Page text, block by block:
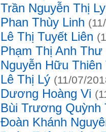
Trần Nguyễn Thị
Phan Thùy Linh
Lê Thị Tuyết Liên
Phạm Thị Anh Thư
Nguyễn Hữu Thiên
Lê Thị Lý (11/07/
Dương Hoàng Vi
Bùi Trương Quỳnh
Đoàn Khánh